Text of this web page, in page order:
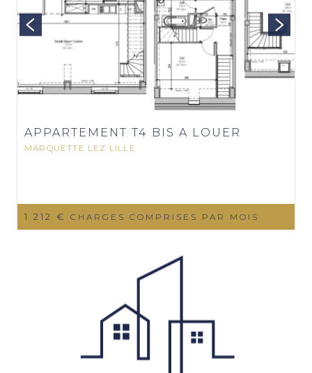
APPARTEMENT T4 BIS A LOUER
MARQUETTE LEZ LILLE
1 212 € CHARGES COMPRISES PAR MOIS